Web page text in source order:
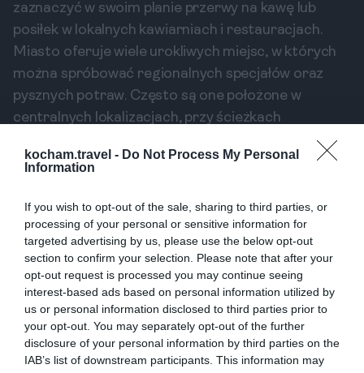
kocham.travel - Do Not Process My Personal
Information
If you wish to opt-out of the sale, sharing to third parties, or
processing of your personal or sensitive information for
targeted advertising by us, please use the below opt-out
section to confirm your selection. Please note that after your
opt-out request is processed you may continue seeing
interest-based ads based on personal information utilized by
us or personal information disclosed to third parties prior to
your opt-out. You may separately opt-out of the further
disclosure of your personal information by third parties on the
IAB’s list of downstream participants. This information may
zaznaczyć w swoim planie przerwy na kawę lub
posiłek w lokalnych kawiarniach i restauracjach.
Miasto oferuje wiele urokliwych miejsc, w których
można spróbować regionalnych specjałów oraz
pysznych potraw. Często są one położone w
centralnych lokalizacjach, przy ścieżkach
rowerowych, co sprawia, że łatwo do nich dotrzeć.
Warto spróbować lokalnych smakołyków i
Zalecenia dotyczące
bezpieczeństwa
Podczas jazdy na rowerze ważne jest zachowanie
bezpieczeństwa. W Eindhoven infrastruktura
rowerowa jest dobrze rozwinięta, ale należy
pamiętać, by przestrzegać kilku zasad. Używaj
kasku, unikaj jazdy po zatłoczonych drogach oraz